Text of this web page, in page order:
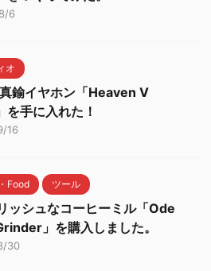
6
オ
鍮イヤホン「Heaven V
手に入れた！
16
Food ツール
ッシュなコーヒーミル「Ode
」を購入しました。
30